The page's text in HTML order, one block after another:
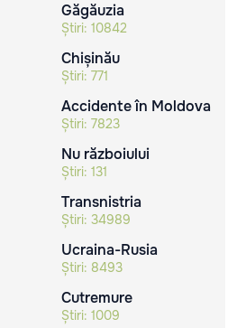
Găgăuzia
Știri: 10842
Chișinău
Știri: 771
Accidente în Moldova
Știri: 7823
Nu războiului
Știri: 131
Transnistria
Știri: 34989
Ucraina-Rusia
Știri: 8493
Cutremure
Știri: 1009